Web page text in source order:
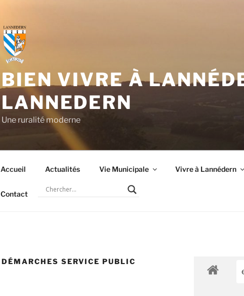
BIEN VIVRE À
LANNEDERN
Une ruralité moderne
Accueil Actualités Vie Municipale Vivre à Lannédern
Contact
DÉMARCHES SERVICE PUBLIC